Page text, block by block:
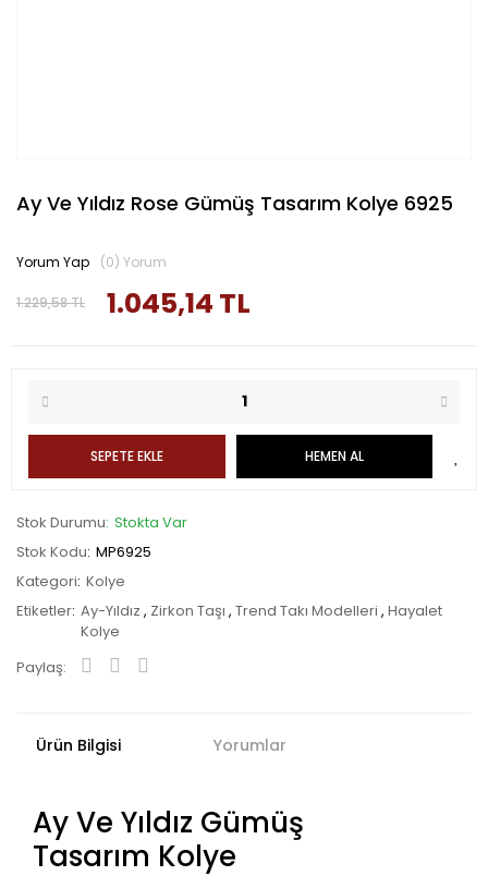
Ay Ve Yıldız Rose Gümüş Tasarım Kolye 6925
1.229,58 TL 1.045,14 TL
Yorum Yap (0) Yorum
SEPETE EKLE HEMEN AL
Stok Durumu Stokta Var
Stok Kodu MP6925
Kategori Kolye
Etiketler Ay-Yıldız , Zirkon Taşı , Trend Takı Modelleri , Hayalet
Kolye
Paylaş:
Ürün Bilgisi Yorumlar
Ay Ve Yıldız Gümüş
Tasarım Kolye